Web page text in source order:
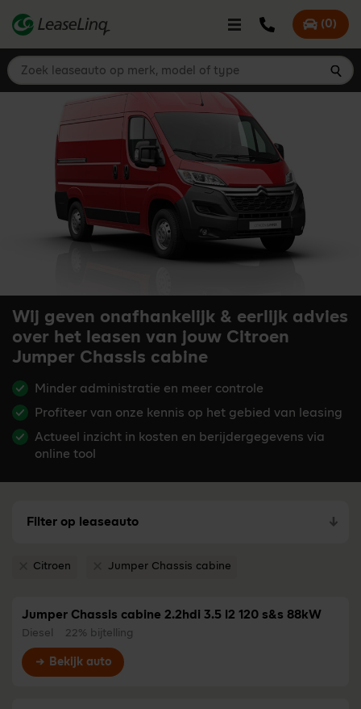
Bel LeaseLinq
Mijn
(0)
Zoek leaseauto op merk, model of type
Wij geven onafhankelijk & eerlijk advies
over het leasen van jouw Citroen
Jumper Chassis cabine
Minder administratie en meer controle
Profiteer van onze kennis op het gebied van leasing
Actueel inzicht in kosten en berijdergegevens via
online tool
Filter op leaseauto
Verwijder filter Citroen
Citroen Verwijder filter Jumper Chassis cabine
Jumper Chassis cabine
Jumper Chassis cabine 2.2hdi 3.5 l2 120 s&s 88kW
Diesel 22% bijtelling
Bekijk auto